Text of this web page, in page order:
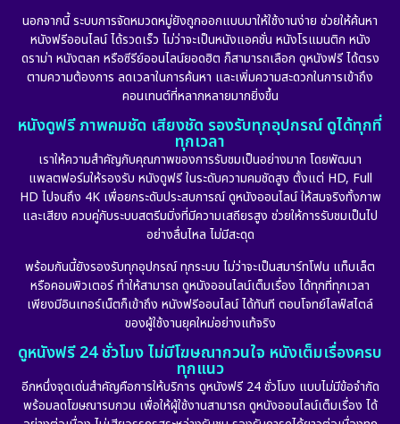
นอกจากนี้ ระบบการจัดหมวดหมู่ยังถูกออกแบบมาให้ใช้งานง่าย ช่วยให้ค้นหา
หนังฟรีออนไลน์ ได้รวดเร็ว ไม่ว่าจะเป็นหนังแอคชั่น หนังโรแมนติก หนัง
ดราม่า หนังตลก หรือซีรีย์ออนไลน์ยอดฮิต ก็สามารถเลือก ดูหนังฟรี ได้ตรง
ตามความต้องการ ลดเวลาในการค้นหา และเพิ่มความสะดวกในการเข้าถึง
คอนเทนต์ที่หลากหลายมากยิ่งขึ้น
หนังดูฟรี ภาพคมชัด เสียงชัด รองรับทุกอุปกรณ์ ดูได้ทุกที่
ทุกเวลา
เราให้ความสำคัญกับคุณภาพของการรับชมเป็นอย่างมาก โดยพัฒนา
แพลตฟอร์มให้รองรับ หนังดูฟรี ในระดับความคมชัดสูง ตั้งแต่ HD, Full
HD ไปจนถึง 4K เพื่อยกระดับประสบการณ์ ดูหนังออนไลน์ ให้สมจริงทั้งภาพ
และเสียง ควบคู่กับระบบสตรีมมิ่งที่มีความเสถียรสูง ช่วยให้การรับชมเป็นไป
อย่างลื่นไหล ไม่มีสะดุด
พร้อมกันนี้ยังรองรับทุกอุปกรณ์ ทุกระบบ ไม่ว่าจะเป็นสมาร์ทโฟน แท็บเล็ต
หรือคอมพิวเตอร์ ทำให้สามารถ ดูหนังออนไลน์เต็มเรื่อง ได้ทุกที่ทุกเวลา
เพียงมีอินเทอร์เน็ตก็เข้าถึง หนังฟรีออนไลน์ ได้ทันที ตอบโจทย์ไลฟ์สไตล์
ของผู้ใช้งานยุคใหม่อย่างแท้จริง
ดูหนังฟรี 24 ชั่วโมง ไม่มีโฆษณากวนใจ หนังเต็มเรื่องครบ
ทุกแนว
อีกหนึ่งจุดเด่นสำคัญคือการให้บริการ ดูหนังฟรี 24 ชั่วโมง แบบไม่มีข้อจำกัด
พร้อมลดโฆษณารบกวน เพื่อให้ผู้ใช้งานสามารถ ดูหนังออนไลน์เต็มเรื่อง ได้